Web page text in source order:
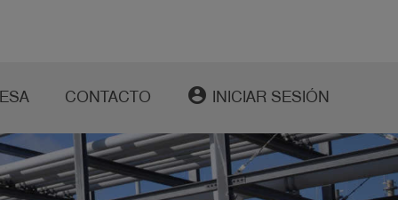
CONTACTO account_circle INICIAR SESIÓN